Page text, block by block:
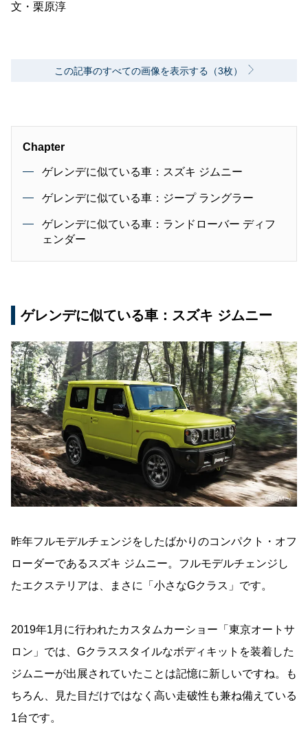
文・栗原淳
この記事のすべての画像を表示する（3枚）
Chapter
ゲレンデに似ている車：スズキ ジムニー
ゲレンデに似ている車：ジープ ラングラー
ゲレンデに似ている車：ランドローバー ディフ
ェンダー
ゲレンデに似ている車：スズキ ジムニー
昨年フルモデルチェンジをしたばかりのコンパクト・オフ
ローダーであるスズキ ジムニー。フルモデルチェンジし
たエクステリアは、まさに「小さなGクラス」です。
2019年1月に行われたカスタムカーショー「東京オートサ
ロン」では、Gクラススタイルなボディキットを装着した
ジムニーが出展されていたことは記憶に新しいですね。も
ちろん、見た目だけではなく高い走破性も兼ね備えている
1台です。